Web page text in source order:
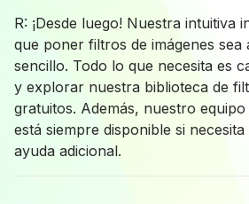
R: ¡Desde luego! Nuestra intuitiva
que poner filtros de imágenes sea
sencillo. Todo lo que necesita es
y explorar nuestra biblioteca de
gratuitos. Además, nuestro
está siempre disponible si necesita
ayuda adicional.